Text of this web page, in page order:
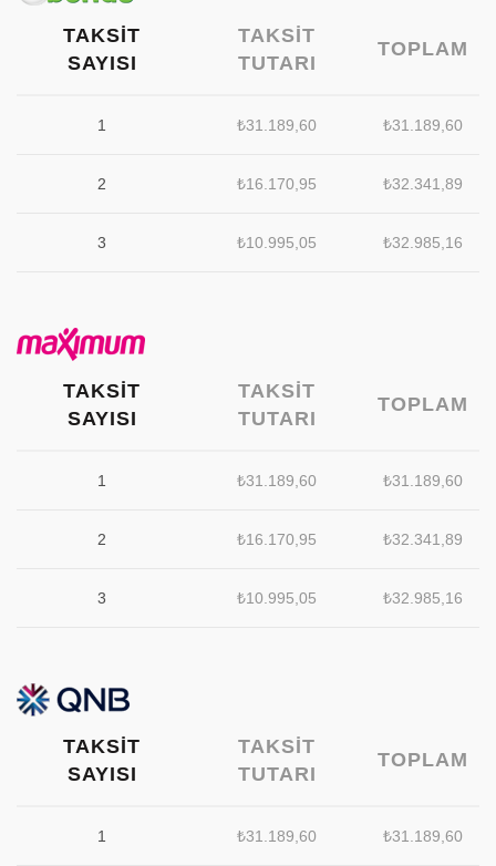
TAKSIT
SAYISI
TAKSIT
TUTARI
TOPLAM
1 ₺31.189,60 ₺31.189,60
2 ₺16.170,95 ₺32.341,89
3 ₺10.995,05 ₺32.985,16
TAKSIT
SAYISI
TAKSIT
TUTARI
TOPLAM
1 ₺31.189,60 ₺31.189,60
2 ₺16.170,95 ₺32.341,89
3 ₺10.995,05 ₺32.985,16
TAKSIT
SAYISI
TAKSIT
TUTARI
TOPLAM
1 ₺31.189,60 ₺31.189,60